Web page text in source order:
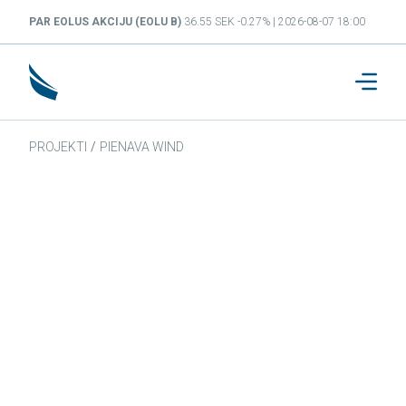
PAR EOLUS AKCIJU (EOLU B) 36.55 SEK -0.27% | 2026-08-07 18:00
PROJEKTI / PIENAVA WIND